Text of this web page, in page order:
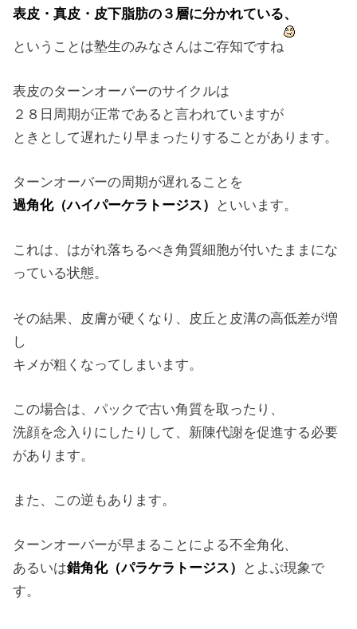
表皮・真皮・皮下脂肪の３層に分かれている、
ということは塾生のみなさんはご存知ですね
表皮のターンオーバーのサイクルは
２８日周期が正常であると言われていますが
ときとして遅れたり早まったりすることがあります。
ターンオーバーの周期が遅れることを
過角化（ハイパーケラトージス）
といいます。
これは、はがれ落ちるべき角質細胞が付いたままにな
っている状態。
その結果、皮膚が硬くなり、皮丘と皮溝の高低差が増
し
キメが粗くなってしまいます。
この場合は、パックで古い角質を取ったり、
洗顔を念入りにしたりして、新陳代謝を促進する必要
があります。
また、この逆もあります。
ターンオーバーが早まることによる不全角化、
あるいは錯角化（パラケラトージス）
とよぶ現象で
す。